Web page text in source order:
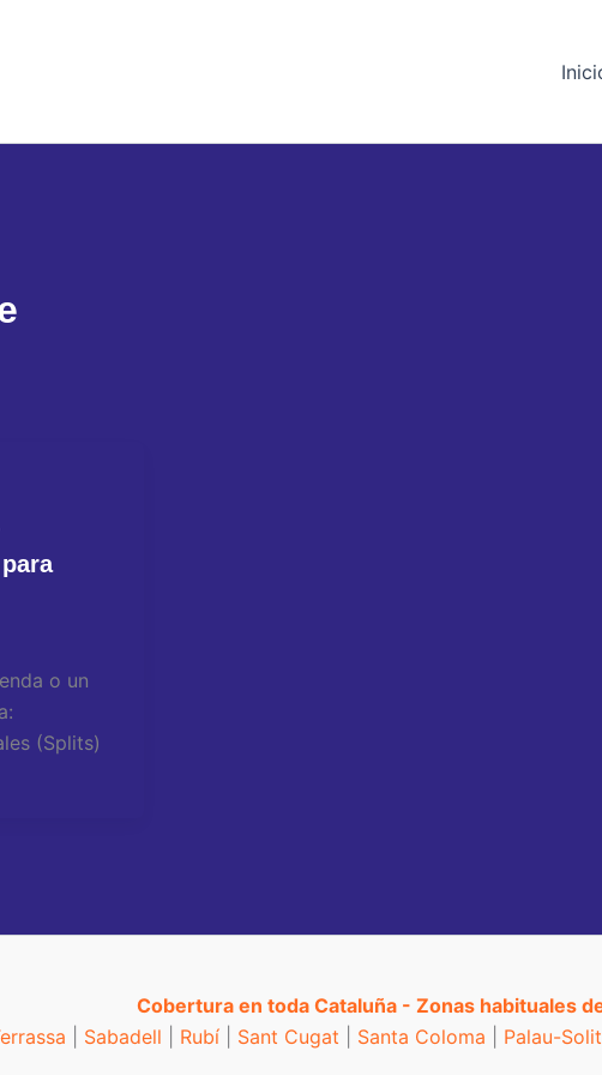
o un
(Splits)
Cobertura en toda Cataluña - Zonas habituales
Sabadell Rubí| Sant Cugat Santa Coloma Palau-